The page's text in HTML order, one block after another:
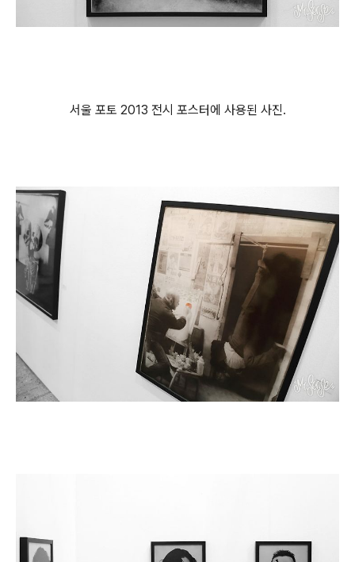
서울 포토 2013 전시 포스터에 사용된 사진.